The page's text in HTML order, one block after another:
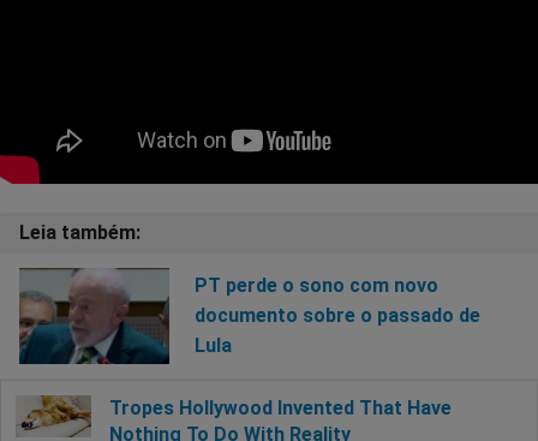
PT perde o sono com novo
documento sobre o passado de
Lula